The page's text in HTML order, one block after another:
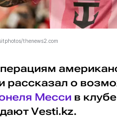
thenews2.com
рассказал о
Месси в
Vesti.kz.